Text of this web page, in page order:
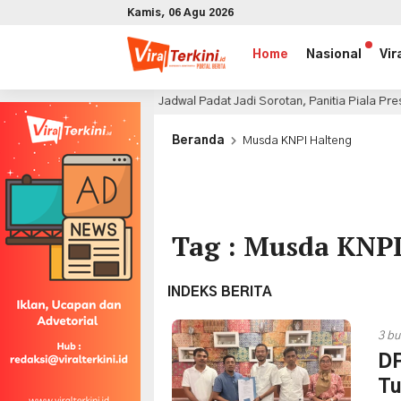
Kamis, 06 Agu 2026
Home Nasional
9 jam lalu Jadwal Padat Jadi Sorotan, Panitia Piala Presiden 2026
Beranda Musda KNPI Halteng
Tag : Musda
INDEKS BERITA
3